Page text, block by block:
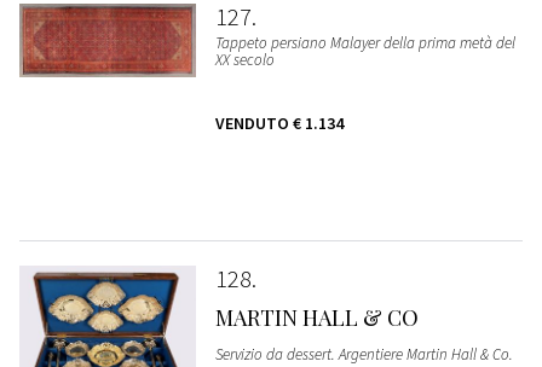
127
Tappeto persiano Malayer della prima metà del
XX secolo
VENDUTO € 1.134
128
MARTIN HALL & CO
Servizio da dessert. Argentiere Martin Hall & Co.